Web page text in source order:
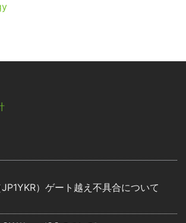
）ゲート越え不具合について